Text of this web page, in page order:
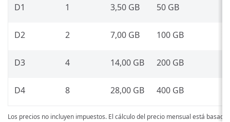
D1 1 3,50 GB 50 GB
D2 2 7,00 GB 100 GB
D3 4 14,00 GB 200 GB
D4 8 28,00 GB 400 GB
Los precios no incluyen impuestos. El cálculo del precio mensual está